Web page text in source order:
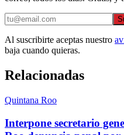
Al suscribirte aceptas nuestro
baja cuando quieras.
Relacionadas
Quintana Roo
Interpone secretario